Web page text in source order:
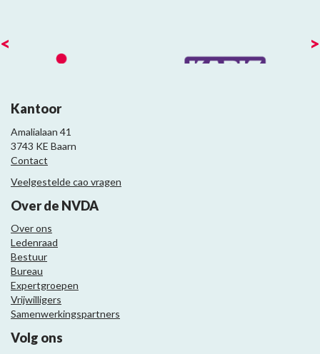
< >
Kantoor
Amalialaan 41
3743 KE Baarn
Contact
Veelgestelde cao vragen
Over de NVDA
Over ons
Ledenraad
Bestuur
Bureau
Expertgroepen
Vrijwilligers
Samenwerkingspartners
Volg ons